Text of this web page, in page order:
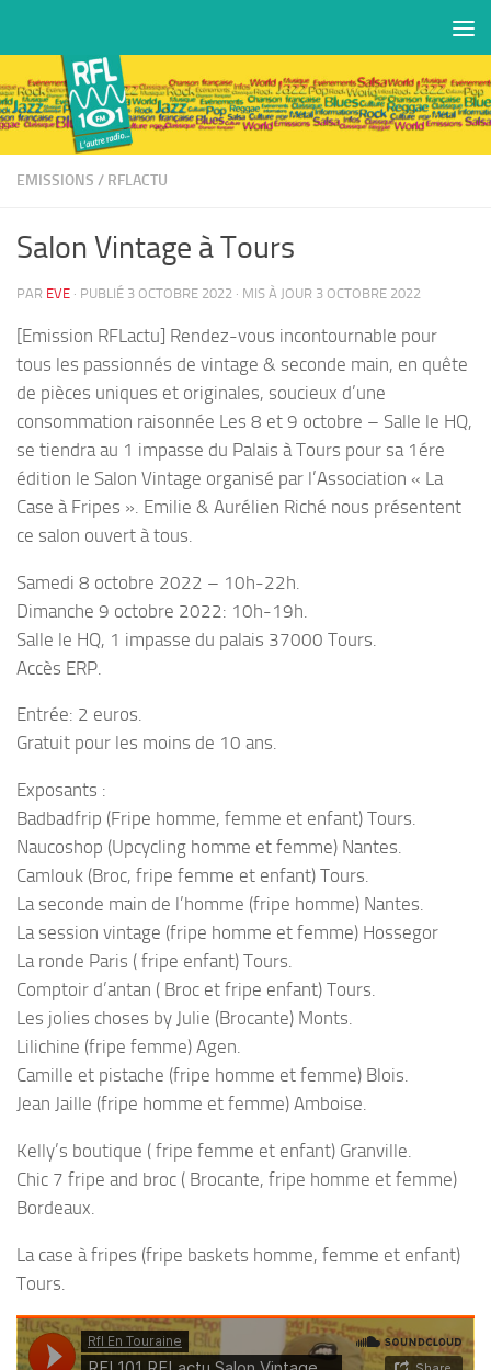
EMISSIONS / RFLACTU
Salon Vintage à Tours
PAR EVE · PUBLIÉ 3 OCTOBRE 2022 · MIS À JOUR 3 OCTOBRE 2022
[Emission RFLactu] Rendez-vous incontournable pour
tous les passionnés de vintage & seconde main, en quête
de pièces uniques et originales, soucieux d’une
consommation raisonnée Les 8 et 9 octobre – Salle le HQ,
se tiendra au 1 impasse du Palais à Tours pour sa 1ére
édition le Salon Vintage organisé par l’Association « La
Case à Fripes ». Emilie & Aurélien Riché nous présentent
ce salon ouvert à tous.
Samedi 8 octobre 2022 – 10h-22h.
Dimanche 9 octobre 2022: 10h-19h.
Salle le HQ, 1 impasse du palais 37000 Tours.
Accès ERP.
Entrée: 2 euros.
Gratuit pour les moins de 10 ans.
Exposants :
Badbadfrip (Fripe homme, femme et enfant) Tours.
Naucoshop (Upcycling homme et femme) Nantes.
Camlouk (Broc, fripe femme et enfant) Tours.
La seconde main de l’homme (fripe homme) Nantes.
La session vintage (fripe homme et femme) Hossegor
La ronde Paris ( fripe enfant) Tours.
Comptoir d’antan ( Broc et fripe enfant) Tours.
Les jolies choses by Julie (Brocante) Monts.
Lilichine (fripe femme) Agen.
Camille et pistache (fripe homme et femme) Blois.
Jean Jaille (fripe homme et femme) Amboise.
Kelly’s boutique ( fripe femme et enfant) Granville.
Chic 7 fripe and broc ( Brocante, fripe homme et femme)
Bordeaux.
La case à fripes (fripe baskets homme, femme et enfant)
Tours.